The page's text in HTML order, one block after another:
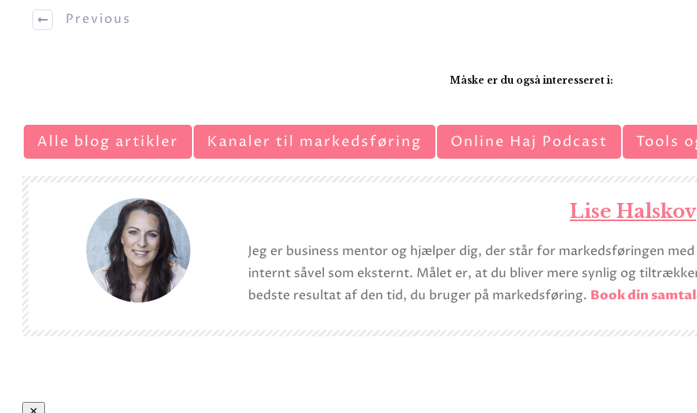
Previous
Måske er du også interesseret i:
Alle blog artikler Kanaler til markedsføring Online Haj Podcast Tools
Lise Halskov
Jeg er business mentor og hjælper dig, der står for markedsføringen
internt såvel som eksternt. Målet er, at du bliver mere synlig og
bedste resultat af den tid, du bruger på markedsføring. Book din